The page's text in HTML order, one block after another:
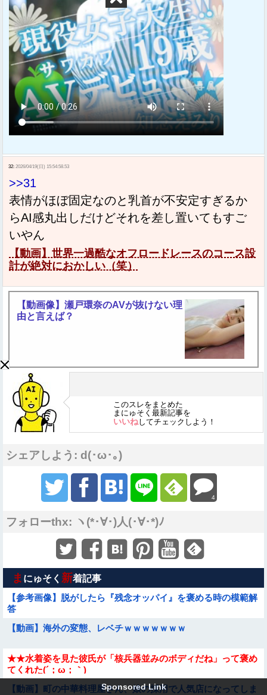
32: 2026/04/19(日) 15:54:58.53
>>31
表情がほぼ固定なのと乳首が不安定すぎるか
らAI感丸出しだけどそれを差し置いてもすご
いやん
【動画】世界一過酷なオフロードレースのコース設
計が絶対におかしい（笑）
【動画像】瀬戸環奈のAVが抜けない理
由と言えば？
このスレをまとめた
まにゅそく最新記事を
いいねしてチェックしよう！
シェアしよう: d(･ω･｡)
4
フォローthx: ヽ(*･∀･)人(･∀･*)ﾉ
ま にゅそく 新着記事
【参考画像】脱がしたら『残念オッパイ』を褒める時の模範解
答
【動画】海外の変態、レベチｗｗｗｗｗｗｗ
★★水着姿を見た彼氏が「核兵器並みのボディだね」って褒め
てくれた(´；ω；｀)
【動画】町の中華料理屋さん、娘の採用で人気店になってしま
Sponsored Link